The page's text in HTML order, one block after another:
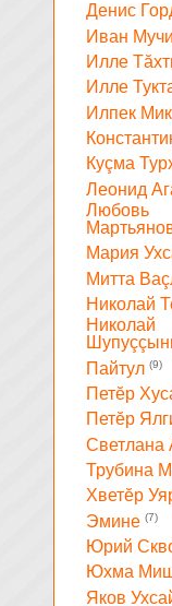
Денис
Иван Мучи
Илле
Илле
Илпек
Куçма
Леонид
Любовь
Мария
Митта
Николай
Николай
Пайтул (9)
Петĕр
Петĕр
Светлана
Трубина
Хветĕр
Эмине (7)
Юрий
Юхма
Яков